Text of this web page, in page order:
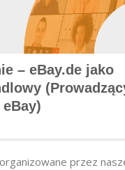
– eBay.de jako
przez